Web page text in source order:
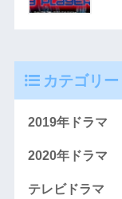
カテゴリー
2019年ドラマ
2020年ドラマ
テレビドラマ